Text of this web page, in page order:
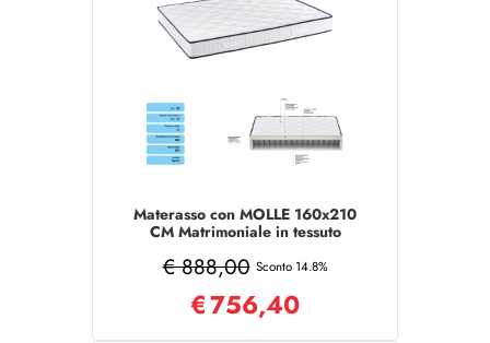
Materasso con MOLLE 160x210
CM Matrimoniale in tessuto
€ 888,00 Sconto 14.8%
€756,40